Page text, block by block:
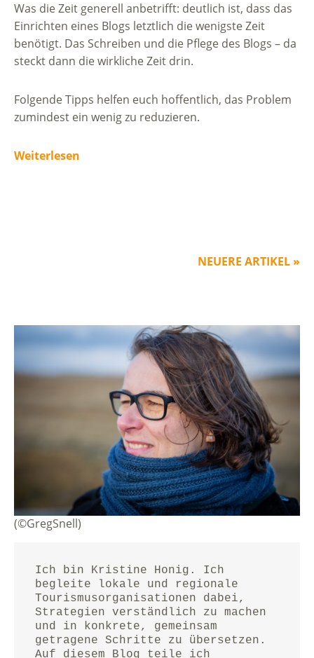
Was die Zeit generell anbetrifft: deutlich ist, dass das
Einrichten eines Blogs letztlich die wenigste Zeit
benötigt. Das Schreiben und die Pflege des Blogs – da
steckt dann die wirkliche Zeit drin.
Folgende Tipps helfen euch hoffentlich, das Problem
zumindest ein wenig zu reduzieren.
Weiterlesen
NEUERE ARTIKEL »
(©GregSnell)
Ich bin Kristine Honig. Ich
begleite lokale und regionale
Tourismusorganisationen dabei,
Strategien verständlich zu machen
und in konkrete, gemeinsam
getragene Schritte zu übersetzen.
Auf diesem Blog teile ich